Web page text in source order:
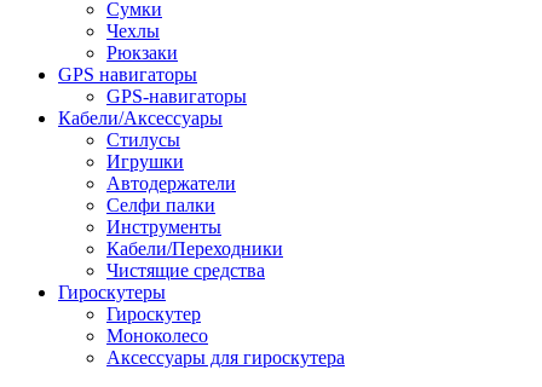
Сумки
Чехлы
Рюкзаки
GPS навигаторы
GPS-навигаторы
Кабели/Аксессуары
Стилусы
Игрушки
Автодержатели
Селфи палки
Инструменты
Кабели/Переходники
Чистящие средства
Гироскутеры
Гироскутер
Моноколесо
Аксессуары для гироскутера